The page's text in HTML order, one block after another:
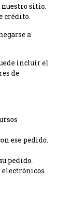
sitio.
crédito.
a
incluir el
de
ese pedido.
pedido.
electrónicos